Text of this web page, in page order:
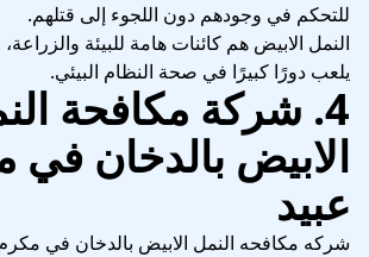
للتحكم في وجودهم دون اللجوء إلى قتلهم.
النمل الابيض هم كائنات هامة للبيئة
يلعب دورًا كبيرًا في صحة النظام البيئي.
4. شركة مكافحة
الابيض بالدخان في
عبيد
شركه مكافحه النمل الابيض بالدخان في مكرم